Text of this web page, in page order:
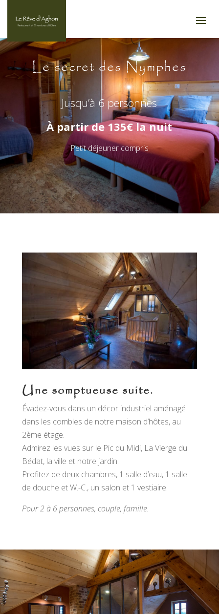
Le secret des Nymphes
Jusqu’à 6 personnes
À partir de 135€ la nuit
Petit déjeuner compris
Une somptueuse suite.
Évadez-vous dans un décor industriel aménagé
dans les combles de notre maison d’hôtes, au
2ème étage.
Admirez les vues sur le Pic du Midi, La Vierge du
Bédat, la ville et notre jardin.
Profitez de deux chambres, 1 salle d’eau, 1 salle
de douche et W.-C., un salon et 1 vestiaire.
Pour 2 à 6 personnes, couple, famille.